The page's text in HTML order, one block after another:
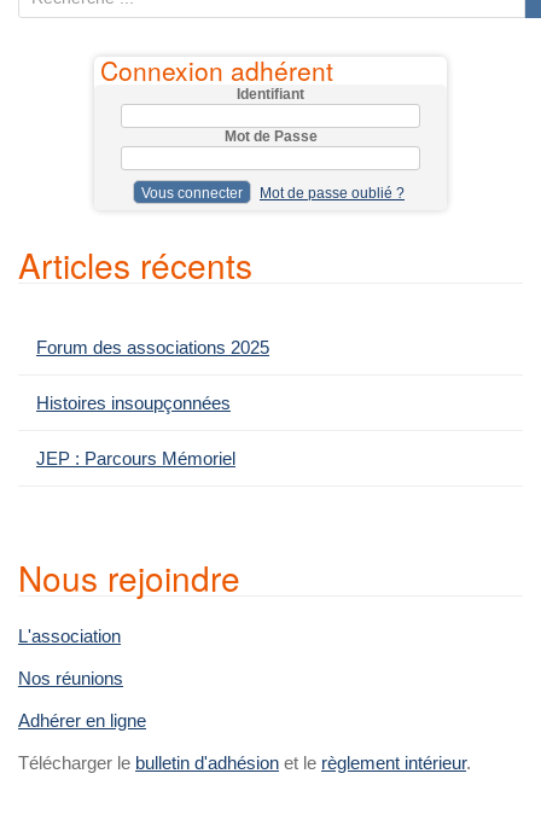
e
p
Connexion adhérent
Identifiant
Mot de Passe
Mot de passe oublié ?
Articles récents
Forum des associations 2025
Histoires insoupçonnées
JEP : Parcours Mémoriel
Nous rejoindre
L'association
Nos réunions
Adhérer en ligne
Télécharger le bulletin d'adhésion et le règlement intérieur.